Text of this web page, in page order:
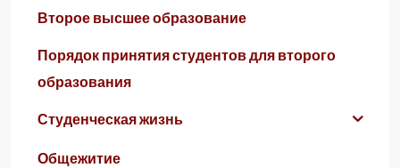
Второе высшее образование
Порядок принятия студентов для второго
образования
Студенческая жизнь
Общежитие